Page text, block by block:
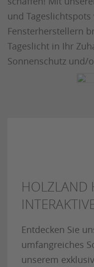
und
Fensterherstellern
Tageslicht in Ihr
Sonnenschutz und/
HOLZLAND
Entdecken Sie
umfangreiches
unserem